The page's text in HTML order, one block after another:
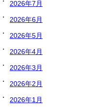
2026年7月
2026年6月
2026年5月
2026年4月
2026年3月
2026年2月
2026年1月